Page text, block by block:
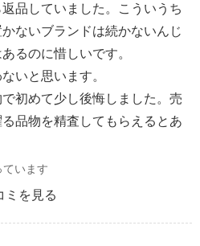
品していました。こういうち
ないブランドは続かないんじ
るのに惜しいです。
いと思います。
初めて少し後悔しました。売
品物を精査してもらえるとあ
います
ミを見る